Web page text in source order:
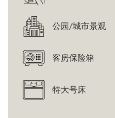
公园/城市景观
客房保险箱
特大号床